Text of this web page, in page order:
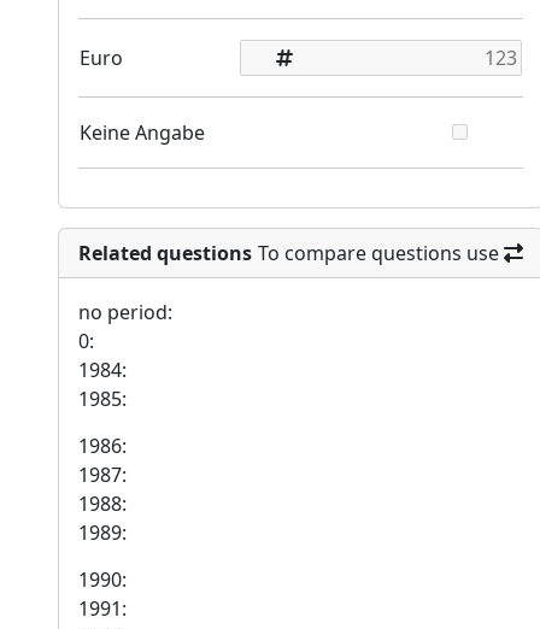
Euro
Keine Angabe
Related questions To compare questions use
no period:
0:
1984:
1985:
1986:
1987:
1988:
1989:
1990:
1991: